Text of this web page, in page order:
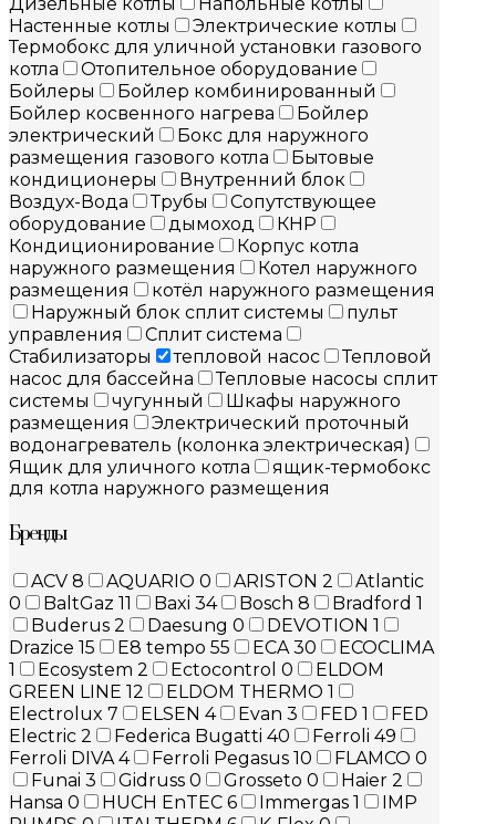
Настенные котлы
Электрические котлы
Термобокс для уличной установки газового
котла
Отопительное оборудование
Бойлеры
Бойлер комбинированный
Бойлер косвенного нагрева
Бойлер
электрический
Бокс для наружного
размещения газового котла
Бытовые
кондиционеры
Внутренний блок
Воздух-Вода
Трубы
Сопутствующее
оборудование
дымоход
КНР
Кондиционирование
Корпус котла
наружного размещения
Котел наружного
размещения
котёл наружного размещения
Наружный блок сплит системы
пульт
управления
Сплит система
Стабилизаторы
тепловой насос
Тепловой
насос для бассейна
Тепловые насосы сплит
системы
чугунный
Шкафы наружного
размещения
Электрический проточный
водонагреватель (колонка электрическая)
Ящик для уличного котла
ящик-термобокс
для котла наружного размещения
Бренды
ACV 8 AQUARIO 0 ARISTON 2
Atlantic
0
BaltGaz 11 Baxi 34 Bosch 8 Bradford 1
Buderus 2 Daesung 0 DEVOTION 1
Drazice 15 E8 tempo 55 ECA30
ECOCLIMA
1
Ecosystem 2 Ectocontrol 0
ELDOM
GREEN LINE 12 ELDOM THERMO 1
Electrolux 7 ELSEN 4 Evan 3 FED 1
FED
Electric 2 Federica Bugatti 40 Ferroli 49
Ferroli DIVA4 Ferroli Pegasus 10 FLAMCO 0
Funai 3 Gidruss 0 Grosseto 0 Haier 2
Hansa 0 HUCH EnTEC 6 Immergas 1
IMP